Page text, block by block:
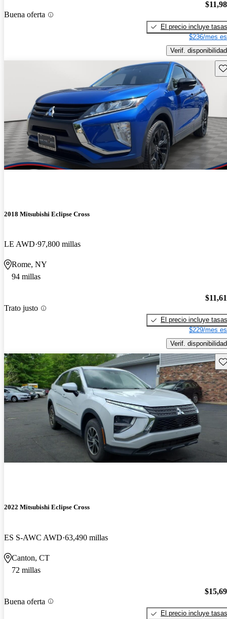
Buena oferta
El precio incluye tasas
$236/mes
Verif. disponibilidad
2018 Mitsubishi Eclipse Cross
LE AWD 97,800 millas
Rome, NY
94 millas
Trato justo
El precio incluye tasas
$229/mes
Verif. disponibilidad
2022 Mitsubishi Eclipse Cross
ES S-AWC AWD 63,490 millas
Canton, CT
72 millas
Buena oferta
El precio incluye tasas